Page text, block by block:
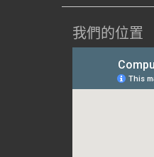
我們的位置